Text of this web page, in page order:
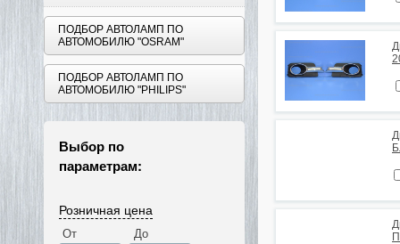
ПОДБОР АВТОЛАМП ПО
АВТОМОБИЛЮ "OSRAM"
ПОДБОР АВТОЛАМП ПО
АВТОМОБИЛЮ "PHILIPS"
Выбор по
параметрам:
Розничная цена
От До